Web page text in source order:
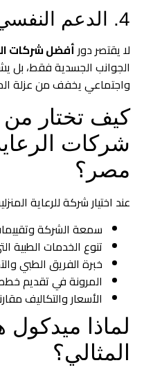
4. الدعم النفسي والاجتماعي
لا يقتصر دورأفضل شركات
الجوانب الجسدية فقط، بل
واجتماعي يخفف من عزلة
كيف تختار
شركات
مصر؟
عند اختيار شركة للرعاية
سمعة الشركة
تنوع الخدمات الطبية
خبرة الفريق الطبي
المرونة في تقديم
الأسعار والتكاليف
لماذا ميدكول
المثالي؟